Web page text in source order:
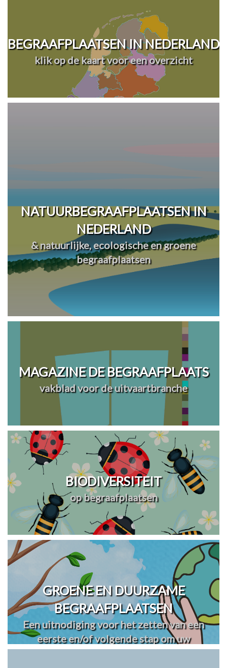
BEGRAAFPLAATSEN IN NEDERLAND
klik op de kaart voor een overzicht
NATUURBEGRAAFPLAATSEN IN
NEDERLAND
& natuurlijke, ecologische en groene
begraafplaatsen
MAGAZINE DE BEGRAAFPLAATS
vakblad voor de uitvaartbranche
BIODIVERSITEIT
op begraafplaatsen
GROENE EN DUURZAME
BEGRAAFPLAATSEN
Een uitnodiging voor het zetten van een
eerste en/of volgende stap om uw
begraafplaats(en) te vergroenen en